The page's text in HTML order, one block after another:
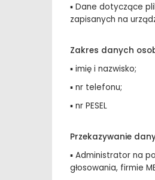
▪ Dane dotyczące
zapisanych na
Zakres danych
▪ imię i nazwisko;
▪ nr telefonu;
▪ nr PESEL
Przekazywanie
▪ Administrator na
głosowania, firmie